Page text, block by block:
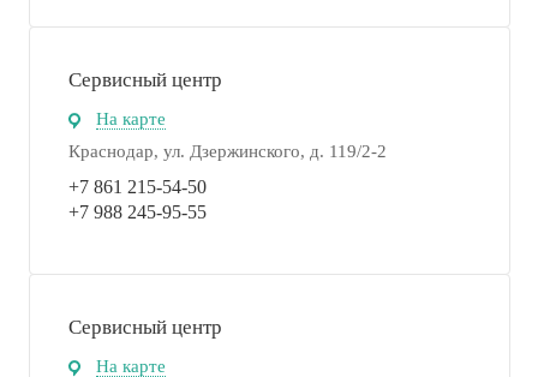
Сервисный центр
На карте
Краснодар, ул. Дзержинского, д. 119/2-2
+7 861 215-54-50
+7 988 245-95-55
Сервисный центр
На карте